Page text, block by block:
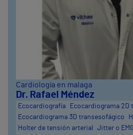
Cardiología en malaga
Dr. Rafael Méndez
Ecocardiografía
Ecocardiograma 2D
Ecocardiograma 3D transesofágico
Holter de tensión arterial
Jitter o